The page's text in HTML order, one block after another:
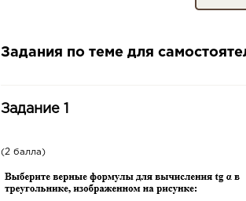
Задания по теме для
Задание 1
(2 балла)